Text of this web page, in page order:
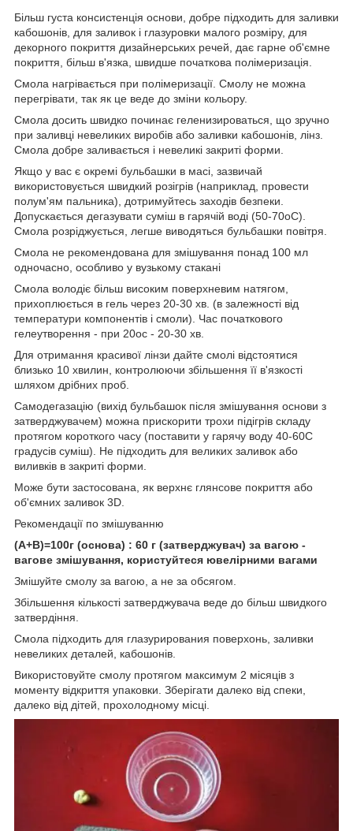
Більш густа консистенція основи, добре підходить для заливки
кабошонів, для заливок і глазуровки малого розміру, для
декорного покриття дизайнерських речей, дає гарне об'ємне
покриття, більш в'язка, швидше початкова полімеризація.
Смола нагрівається при полімеризації. Смолу не можна
перегрівати, так як це веде до зміни кольору.
Смола досить швидко починає геленизироваться, що зручно
при заливці невеликих виробів або заливки кабошонів, лінз.
Смола добре заливається і невеликі закриті форми.
Якщо у вас є окремі бульбашки в масі, зазвичай
використовується швидкий розігрів (наприклад, провести
полум'ям пальника), дотримуйтесь заходів безпеки.
Допускається дегазувати суміш в гарячій воді (50-70оС).
Смола розріджується, легше виводяться бульбашки повітря.
Смола не рекомендована для змішування понад 100 мл
одночасно, особливо у вузькому стакані
Смола володіє більш високим поверхневим натягом,
прихоплюється в гель через 20-30 хв. (в залежності від
температури компонентів і смоли). Час початкового
гелеутворення - при 20ос - 20-30 хв.
Для отримання красивої лінзи дайте смолі відстоятися
близько 10 хвилин, контролюючи збільшення її в'язкості
шляхом дрібних проб.
Самодегазацію (вихід бульбашок після змішування основи з
затверджувачем) можна прискорити трохи підігрів складу
протягом короткого часу (поставити у гарячу воду 40-60С
градусів суміш). Не підходить для великих заливок або
виливків в закриті форми.
Може бути застосована, як верхнє глянсове покриття або
об'ємних заливок 3D.
Рекомендації по змішуванню
(А+В)=100г (основа) : 60 г (затверджувач) за вагою -
вагове змішування, користуйтеся ювелірними вагами
Змішуйте смолу за вагою, а не за обсягом.
Збільшення кількості затверджувача веде до більш швидкого
затвердіння.
Смола підходить для глазурирования поверхонь, заливки
невеликих деталей, кабошонів.
Використовуйте смолу протягом максимум 2 місяців з
моменту відкриття упаковки. Зберігати далеко від спеки,
далеко від дітей, прохолодному місці.